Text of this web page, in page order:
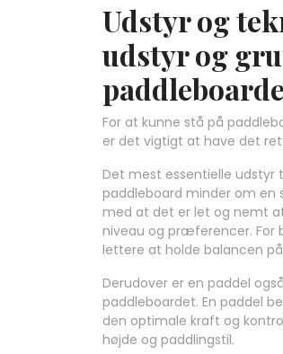
Udstyr og
udstyr og
For at kunne stå på
er det vigtigt at have det
Det mest essentielle udstyr
paddleboard minder om en
med at det er let og nemt
niveau og præferencer. For
lettere at holde balancen
Derudover er en paddel
paddleboardet. En paddel
den optimale kraft og
højde og paddlingstil.